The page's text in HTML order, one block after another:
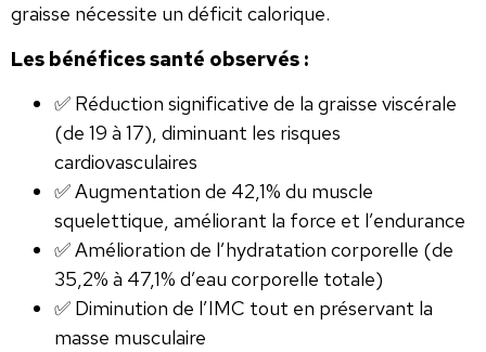
graisse nécessite un déficit calorique.
Les bénéfices santé observés :
✅ Réduction significative de la graisse viscérale
(de 19 à 17), diminuant les risques
cardiovasculaires
✅ Augmentation de 42,1% du muscle
squelettique, améliorant la force et l’endurance
✅ Amélioration de l’hydratation corporelle (de
35,2% à 47,1% d’eau corporelle totale)
✅ Diminution de l’IMC tout en préservant la
masse musculaire